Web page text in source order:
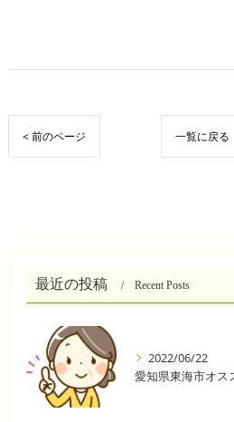
< 前のページ 一覧に戻る
最近の投稿 Recent Posts
2022/06/22